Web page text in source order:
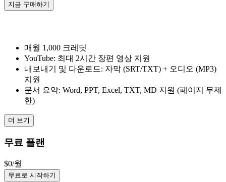
지금 구매하기
매월 1,000 크레딧
YouTube: 최대 2시간 장편 영상 지원
내보내기 및 다운로드: 자막 (SRT/TXT) + 오디오 (MP3)
지원
문서 요약: Word, PPT, Excel, TXT, MD 지원 (페이지 무제
한)
더 보기
무료 플랜
$0/월
무료로 시작하기